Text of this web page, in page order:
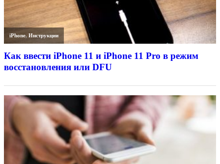
iPhone,Инструкции
Как ввести iPhone 11 и iPhone 11 Pro в режим
восстановления или DFU